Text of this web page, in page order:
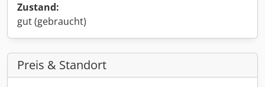
Zustand:
gut (gebraucht)
Preis & Standort